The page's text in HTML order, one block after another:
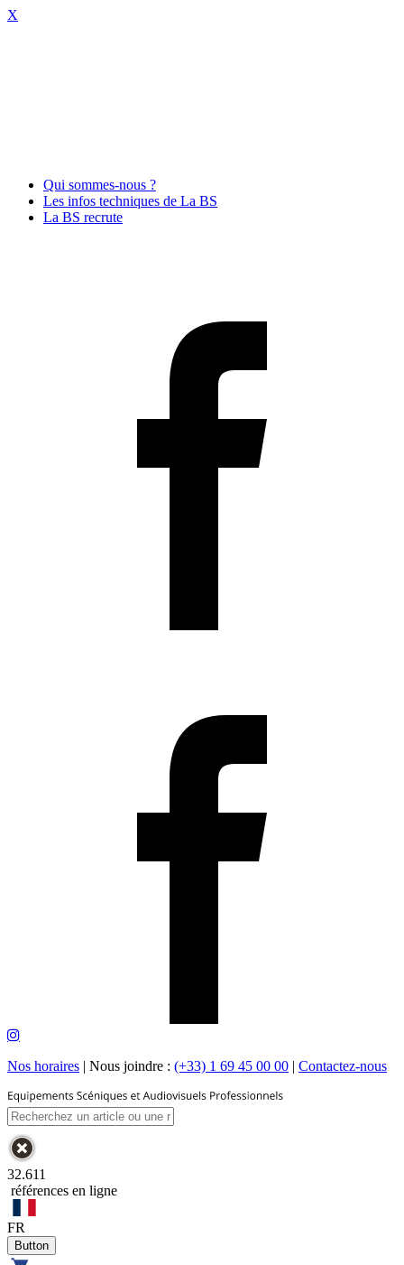
X
Qui sommes-nous ?
Les infos techniques de La BS
La BS recrute
Nos horaires | Nous joindre : (+33) 1 69 45 00 00 | Contactez-nous
32.611
références en ligne
FR